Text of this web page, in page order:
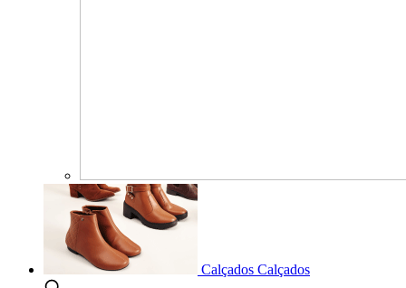
Calçados Calçados